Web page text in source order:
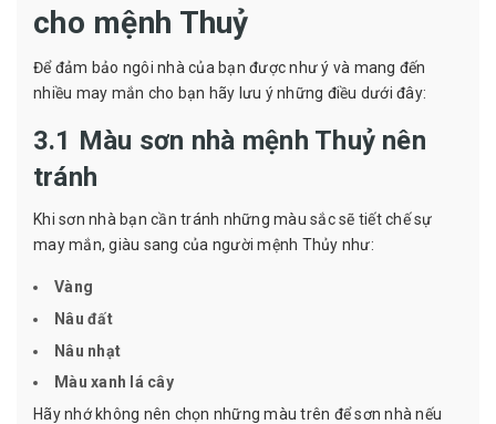
cho mệnh Thuỷ
Để đảm bảo ngôi nhà của bạn được như ý và mang đến
nhiều may mắn cho bạn hãy lưu ý những điều dưới đây:
3.1 Màu sơn nhà mệnh Thuỷ nên
tránh
Khi sơn nhà bạn cần tránh những màu sắc sẽ tiết chế sự
may mắn, giàu sang của người mệnh Thủy như:
Vàng
Nâu đất
Nâu nhạt
Màu xanh lá cây
Hãy nhớ không nên chọn những màu trên để sơn nhà nếu